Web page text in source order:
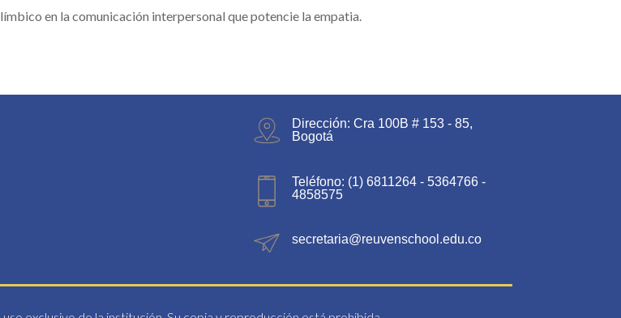
en la comunicación interpersonal que potencie la empatia.
Dirección: Cra 100B # 153 - 85,
Bogotá
Teléfono: (1) 6811264 - 5364766 -
4858575
secretaria@reuvenschool.edu.co